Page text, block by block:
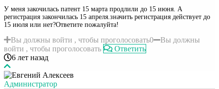
У меня закочилась патент 15 марта продлили до 15 июня. А
регистрация закончилась 15 апреля.значить регистрация действует до
15 июля или нет?Ответите пожалуйта!
Вы должны войти , чтобы проголосовать0
Вы должны
войти , чтобы проголосовать
Ответить
6 лет назад
Администратор